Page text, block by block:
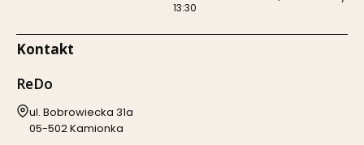
13:30
Kontakt
ReDo
Adres:
ul. Bobrowiecka 31a
05-502 Kamionka